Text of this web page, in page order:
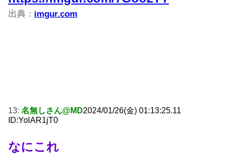
出典： imgur.com
13: 名無しさん@MD2024/01/26(金) 01:13:25.11
ID:YolAR1jT0
なにこれ